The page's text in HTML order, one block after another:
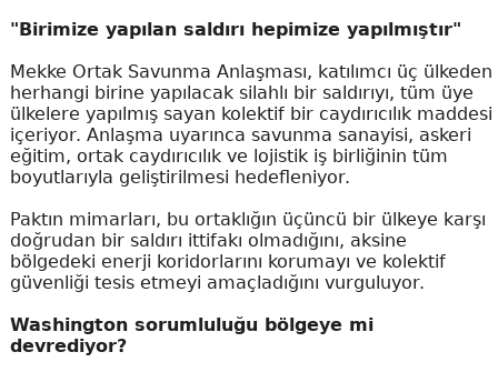
"Birimize yapılan saldırı hepimize yapılmıştır"
Mekke Ortak Savunma Anlaşması, katılımcı üç ülkeden
herhangi birine yapılacak silahlı bir saldırıyı, tüm üye
ülkelere yapılmış sayan kolektif bir caydırıcılık maddesi
içeriyor. Anlaşma uyarınca savunma sanayisi, askeri
eğitim, ortak caydırıcılık ve lojistik iş birliğinin tüm
boyutlarıyla geliştirilmesi hedefleniyor.
Paktın mimarları, bu ortaklığın üçüncü bir ülkeye karşı
doğrudan bir saldırı ittifakı olmadığını, aksine
bölgedeki enerji koridorlarını korumayı ve kolektif
güvenliği tesis etmeyi amaçladığını vurguluyor.
Washington sorumluluğu bölgeye mi
devrediyor?